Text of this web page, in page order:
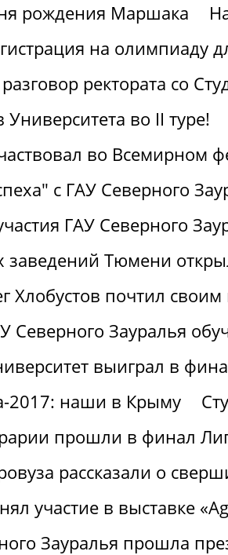
рождения Маршака
на олимпиаду
ректората со
Университета во II туре!
во Всемирном
с ГАУ Северного
ГАУ Северного
заведений Тюмени
Хлобустов почтил
Северного Зауралья
выиграл в
2017: наши в Крыму
прошли в финал
рассказали о
участие в выставке
Зауралья прошла